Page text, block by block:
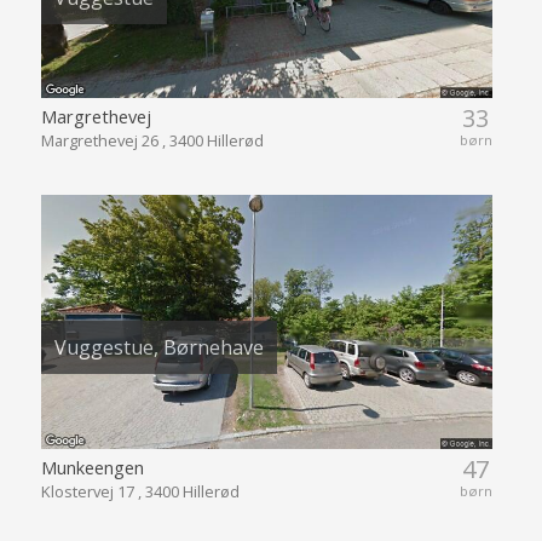
33
børn
Margrethevej
Margrethevej 26 , 3400 Hillerød
Vuggestue, Børnehave
47
børn
Munkeengen
Klostervej 17 , 3400 Hillerød